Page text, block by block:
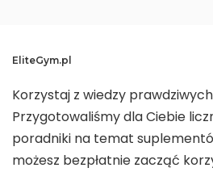
EliteGym.pl
Korzystaj z wiedzy
Przygotowaliśmy dla Ciebie
poradniki na temat
możesz bezpłatnie zacząć